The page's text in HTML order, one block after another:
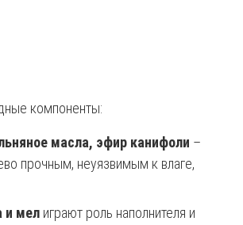
компоненты:
масла, эфир канифоли –
прочным, неуязвимым к влаге,
и мел играют роль наполнителя и